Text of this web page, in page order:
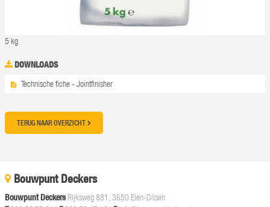
5 kg
DOWNLOADS
Technische fiche - Jointfinisher
TERUG NAAR OVERZICHT
Bouwpunt Deckers
Bouwpunt Deckers Rijksweg 881, 3650 Elen-Dilsen